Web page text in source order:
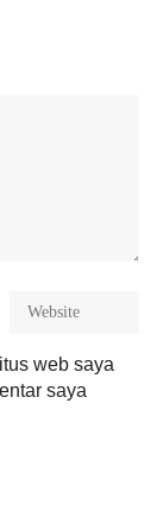
web saya
saya